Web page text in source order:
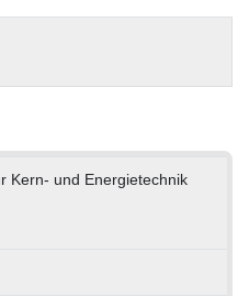
Kern- und Energietechnik